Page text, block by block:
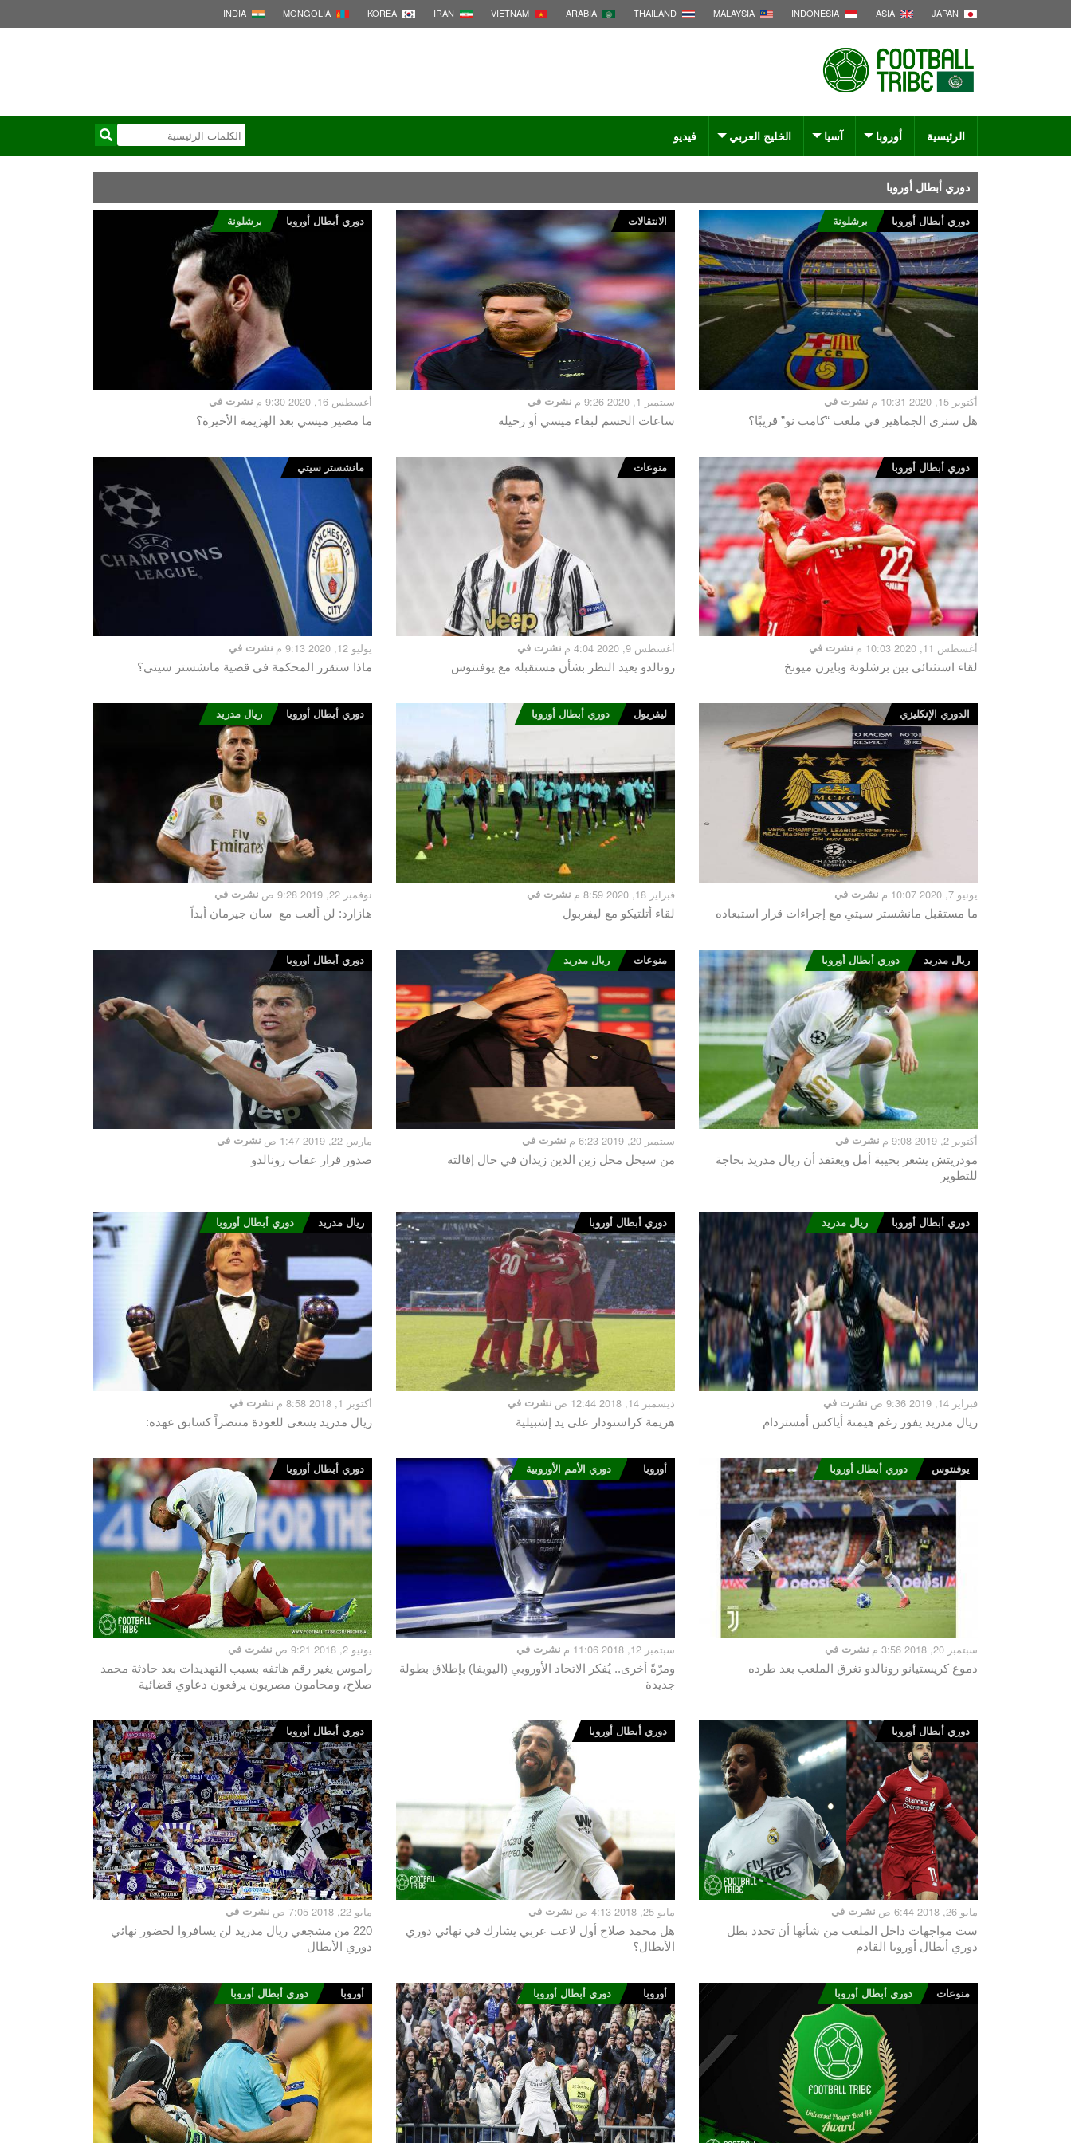
JAPAN
ASIA
INDONESIA
MALAYSIA
THAILAND
ARABIA
VIETNAM
IRAN
KOREA
MONGOLIA
INDIA
الرئيسية أوروبا آسيا الخليج العربي فيديو
دوري أبطال أوروبا
دوري أبطال أوروبا برشلونة
نشرت في أكتوبر 15, 2020 10:31 م
هل سنرى الجماهير في ملعب “كامب نو” قريبًا؟
الانتقالات
نشرت في سبتمبر 1, 2020 9:26 م
ساعات الحسم لبقاء ميسي أو رحيله
دوري أبطال أوروبا برشلونة
نشرت في أغسطس 16, 2020 9:30 م
ما مصير ميسي بعد الهزيمة الأخيرة؟
دوري أبطال أوروبا
نشرت في أغسطس 11, 2020 10:03 م
لقاء استثنائي بين برشلونة وبايرن ميونخ
منوعات
نشرت في أغسطس 9, 2020 4:04 م
رونالدو يعيد النظر بشأن مستقبله مع يوفنتوس
مانشستر سيتي
نشرت في يوليو 12, 2020 9:13 م
ماذا ستقرر المحكمة في قضية مانشستر سيتي؟
الدوري الإنكليزي
نشرت في يونيو 7, 2020 10:07 م
ما مستقبل مانشستر سيتي مع إجراءات قرار استبعاده
ليفربول دوري أبطال أوروبا
نشرت في فبراير 18, 2020 8:59 م
لقاء أتلتيكو مع ليفربول
دوري أبطال أوروبا ريال مدريد
نشرت في نوفمبر 22, 2019 9:28 ص
هازارد: لن ألعب مع سان جيرمان أبداً
ريال مدريد دوري أبطال أوروبا
نشرت في أكتوبر 2, 2019 9:08 م
مودريتش يشعر بخيبة أمل ويعتقد أن ريال مدريد بحاجة
للتطوير
منوعات ريال مدريد
نشرت في سبتمبر 20, 2019 6:23 م
من سيحل محل زين الدين زيدان في حال إقالته
دوري أبطال أوروبا
نشرت في مارس 22, 2019 1:47 ص
صدور قرار عقاب رونالدو
دوري أبطال أوروبا ريال مدريد
نشرت في فبراير 14, 2019 9:36 ص
ريال مدريد يفوز رغم هيمنة أياكس أمستردام
دوري أبطال أوروبا
نشرت في ديسمبر 14, 2018 12:44 ص
هزيمة كراسنودار على يد إشبيلية
ريال مدريد دوري أبطال أوروبا
نشرت في أكتوبر 1, 2018 8:58 م
ريال مدريد يسعى للعودة منتصراً كسابق عهده:
يوفنتوس دوري أبطال أوروبا
نشرت في سبتمبر 20, 2018 3:56 م
دموع كريستيانو رونالدو تغرق الملعب بعد طرده
أوروبا دوري الأمم الأوروبية
نشرت في سبتمبر 12, 2018 11:06 م
ومرّةً أخرى.. يُفكر الاتحاد الأوروبي (اليويفا) بإطلاق بطولة
جديدة
دوري أبطال أوروبا
نشرت في يونيو 2, 2018 9:21 ص
راموس يغير رقم هاتفه بسبب التهديدات بعد حادثة محمد
صلاح، ومحامون مصريون يرفعون دعاوي قضائية
دوري أبطال أوروبا
نشرت في مايو 26, 2018 6:44 ص
ست مواجهات داخل الملعب من شأنها أن تحدد بطل
دوري أبطال أوروبا القادم
دوري أبطال أوروبا
نشرت في مايو 25, 2018 4:13 ص
هل محمد صلاح أول لاعب عربي يشارك في نهائي دوري
الأبطال؟
دوري أبطال أوروبا
نشرت في مايو 22, 2018 7:05 ص
220 من مشجعي ريال مدريد لن يسافروا لحضور نهائي
دوري الأبطال
منوعات دوري أبطال أوروبا أوروبا دوري أبطال أوروبا أوروبا دوري أبطال أوروبا